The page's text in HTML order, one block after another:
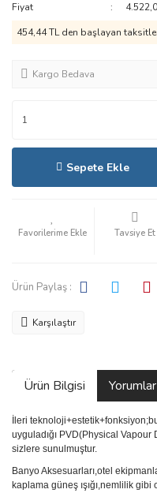
Fiyat
454,44 TL den başlayan
Kargo Bedava
Sepete Ekle
Tavsiye Et
Ürün Paylaş :
Karşılaştır
Ürün Bilgisi Yorumlar
İleri
uyguladığı PVD(Physical
sizlere sunulmuştur.
Banyo Aksesuarları,otel
kaplama güneş ışığı,nemlilik